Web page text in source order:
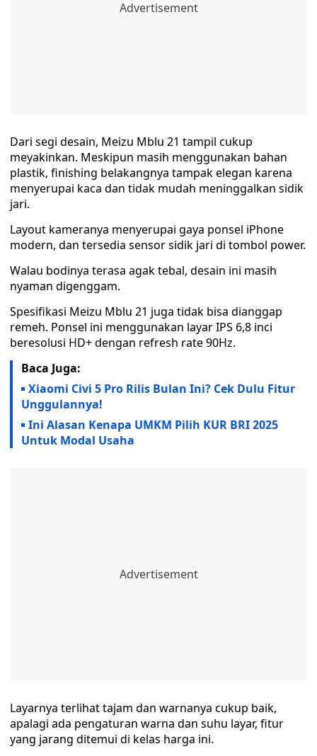
Dari segi desain, Meizu Mblu 21 tampil cukup
meyakinkan. Meskipun masih menggunakan bahan
plastik, finishing belakangnya tampak elegan karena
menyerupai kaca dan tidak mudah meninggalkan sidik
jari.
Layout kameranya menyerupai gaya ponsel iPhone
modern, dan tersedia sensor sidik jari di tombol power.
Walau bodinya terasa agak tebal, desain ini masih
nyaman digenggam.
Spesifikasi Meizu Mblu 21 juga tidak bisa dianggap
remeh. Ponsel ini menggunakan layar IPS 6,8 inci
beresolusi HD+ dengan refresh rate 90Hz.
Baca Juga:
Xiaomi Civi 5 Pro Rilis Bulan Ini? Cek Dulu Fitur
Unggulannya!
Ini Alasan Kenapa UMKM Pilih KUR BRI 2025
Untuk Modal Usaha
Layarnya terlihat tajam dan warnanya cukup baik,
apalagi ada pengaturan warna dan suhu layar, fitur
yang jarang ditemui di kelas harga ini.